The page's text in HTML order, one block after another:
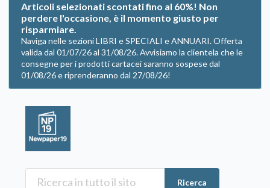
Articoli selezionati scontati fino al 60%! Non
perdere l'occasione, è il momento giusto per
risparmiare.
Naviga nelle sezioni LIBRI e SPECIALI e ANNUARI. Offerta
valida dal 01/07/26 al 31/08/26. Avvisiamo la clientela che le
consegne per i prodotti cartacei saranno sospese dal
01/08/26 e riprenderanno dal 27/08/26!
Ricerca